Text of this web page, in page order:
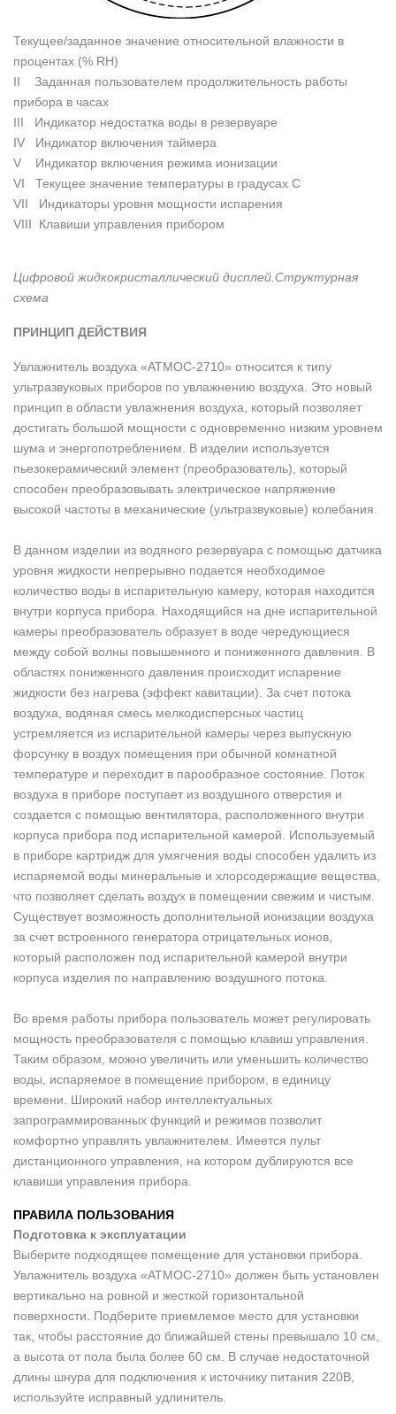
Текущее/заданное значение относительной влажности в
процентах (% RH)
II Заданная пользователем продолжительность работы
прибора в часах
III Индикатор недостатка воды в резервуаре
IV Индикатор включения таймера
V Индикатор включения режима ионизации
VI Текущее значение температуры в градусах С
VII Индикаторы уровня мощности испарения
VIII Клавиши управления прибором
Цифровой жидкокристаллический дисплей.Структурная
схема
ПРИНЦИП ДЕЙСТВИЯ
Увлажнитель воздуха «АТМОС-2710» относится к типу
ультразвуковых приборов по увлажнению воздуха. Это новый
принцип в области увлажнения воздуха, который позволяет
достигать большой мощности с одновременно низким уровнем
шума и энергопотреблением. В изделии используется
пьезокерамический элемент (преобразователь), который
способен преобразовывать электрическое напряжение
высокой частоты в механические (ультразвуковые) колебания.
В данном изделии из водяного резервуара с помощью датчика
уровня жидкости непрерывно подается необходимое
количество воды в испарительную камеру, которая находится
внутри корпуса прибора. Находящийся на дне испарительной
камеры преобразователь образует в воде чередующиеся
между собой волны повышенного и пониженного давления. В
областях пониженного давления происходит испарение
жидкости без нагрева (эффект кавитации). За счет потока
воздуха, водяная смесь мелкодисперсных частиц
устремляется из испарительной камеры через выпускную
форсунку в воздух помещения при обычной комнатной
температуре и переходит в парообразное состояние. Поток
воздуха в приборе поступает из воздушного отверстия и
создается с помощью вентилятора, расположенного внутри
корпуса прибора под испарительной камерой. Используемый
в приборе картридж для умягчения воды способен удалить из
испаряемой воды минеральные и хлорсодержащие вещества,
что позволяет сделать воздух в помещении свежим и чистым.
Существует возможность дополнительной ионизации воздуха
за счет встроенного генератора отрицательных ионов,
который расположен под испарительной камерой внутри
корпуса изделия по направлению воздушного потока.
Во время работы прибора пользователь может регулировать
мощность преобразователя с помощью клавиш управления.
Таким образом, можно увеличить или уменьшить количество
воды, испаряемое в помещение прибором, в единицу
времени. Широкий набор интеллектуальных
запрограммированных функций и режимов позволит
комфортно управлять увлажнителем. Имеется пульт
дистанционного управления, на котором дублируются все
клавиши управления прибора.
ПРАВИЛА ПОЛЬЗОВАНИЯ
Подготовка к эксплуатации
Выберите подходящее помещение для установки прибора.
Увлажнитель воздуха «АТМОС-2710» должен быть установлен
вертикально на ровной и жесткой горизонтальной
поверхности. Подберите приемлемое место для установки
так, чтобы расстояние до ближайшей стены превышало 10 см,
а высота от пола была более 60 см. В случае недостаточной
длины шнура для подключения к источнику питания 220В,
используйте исправный удлинитель.